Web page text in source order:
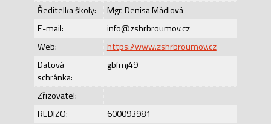
Ředitelka školy:
Mgr. Denisa Mádlová
E-mail:
info@zshrbroumov.cz
Web:
https://www.zshrbroumov.cz
Datová
schránka:
gbfmj49
Zřizovatel:
REDIZO:
600093981